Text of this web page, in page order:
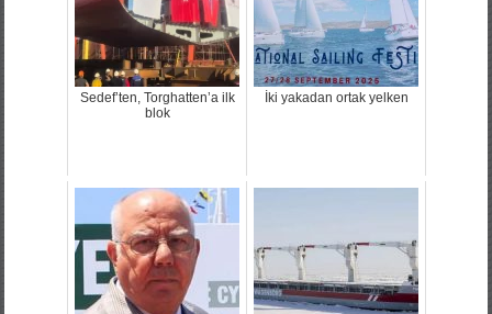
Sedef’ten, Torghatten’a ilk
blok
İki yakadan ortak yelken